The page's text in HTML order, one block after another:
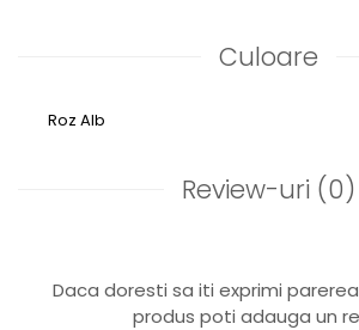
Culoare
Roz Alb
Review-uri (0)
Daca doresti sa iti exprimi
produs poti adauga un